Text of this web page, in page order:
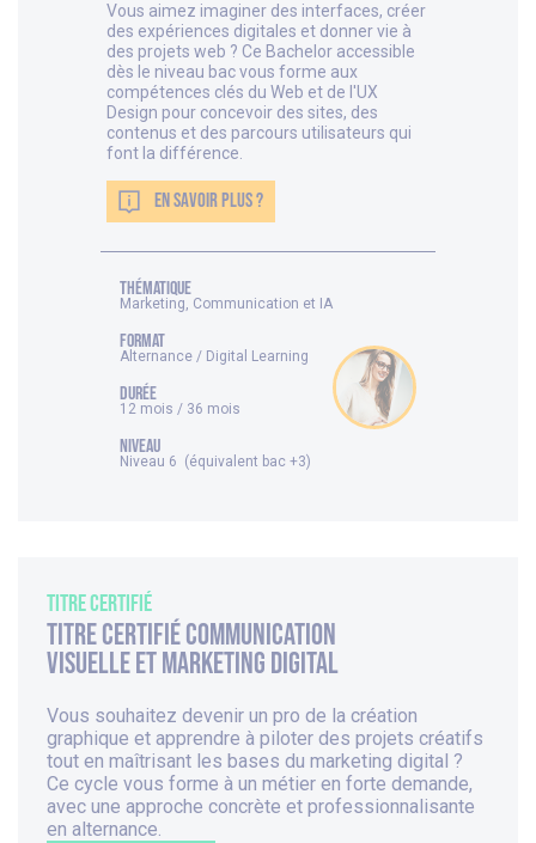
Vous aimez imaginer des interfaces, créer
des expériences digitales et donner vie à
des projets web ? Ce Bachelor accessible
dès le niveau bac vous forme aux
compétences clés du Web et de l'UX
Design pour concevoir des sites, des
contenus et des parcours utilisateurs qui
font la différence.
EN SAVOIR PLUS ?
thématique
Marketing, Communication et IA
FORMAT
Alternance / Digital Learning
DURÉE
12 mois / 36 mois
NIVEAU
Niveau 6 (équivalent bac +3)
Titre Certifié
Titre Certifié Communication
visuelle et marketing digital
Vous souhaitez devenir un pro de la création
graphique et apprendre à piloter des projets créatifs
tout en maîtrisant les bases du marketing digital ?
Ce cycle vous forme à un métier en forte demande,
avec une approche concrète et professionnalisante
en alternance.